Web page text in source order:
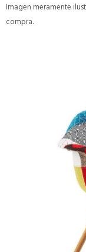
Imagen meramente
compra.